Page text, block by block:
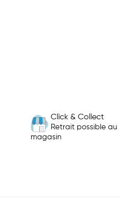
Click & Collect
Retrait possible au
magasin